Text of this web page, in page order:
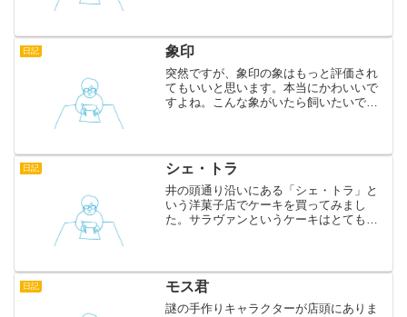
日記 象印
突然ですが、象印の象はもっと評価され
てもいいと思います。本当にかわいいで
すよね。こんな象がいたら飼いたいで
日記 シェ・トラ
井の頭通り沿いにある「シェ・トラ」と
いう洋菓子店でケーキを買ってみまし
た。サラヴァンというケーキはとてもジ
した食事メニューもあるよう...
日記 モス君
謎の手作りキャラクターが店頭にありま